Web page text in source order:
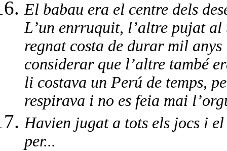
El babau era el centre dels
L’un enrruquit, l’altre pujat
regnat costa de durar mil
considerar que l’altre també
li costava un Perú de temps,
respirava i no es feia mai
Havien jugat a tots els jocs i
per...